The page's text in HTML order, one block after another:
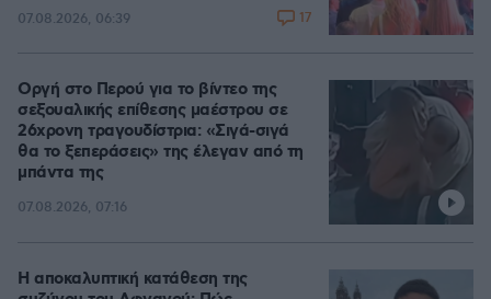
07.08.2026, 06:39 17
Οργή στο Περού για το βίντεο της
σεξουαλικής επίθεσης μαέστρου σε
26χρονη τραγουδίστρια: «Σιγά-σιγά
θα το ξεπεράσεις» της έλεγαν από τη
μπάντα της
07.08.2026, 07:16
Η αποκαλυπτική κατάθεση της